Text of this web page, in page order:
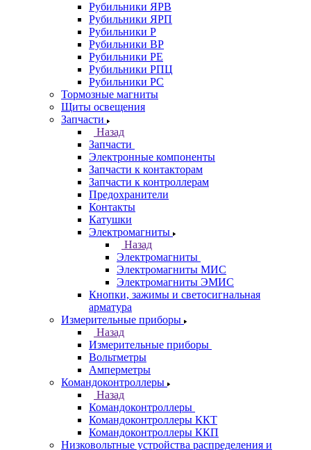
Рубильники ЯРВ
Рубильники ЯРП
Рубильники Р
Рубильники ВР
Рубильники РЕ
Рубильники РПЦ
Рубильники РС
Тормозные магниты
Щиты освещения
Запчасти
Назад
Запчасти
Электронные компоненты
Запчасти к контакторам
Запчасти к контроллерам
Предохранители
Контакты
Катушки
Электромагниты
Назад
Электромагниты
Электромагниты МИС
Электромагниты ЭМИС
Кнопки, зажимы и светосигнальная
арматура
Измерительные приборы
Назад
Измерительные приборы
Вольтметры
Амперметры
Командоконтроллеры
Назад
Командоконтроллеры
Командоконтроллеры ККТ
Командоконтроллеры ККП
Низковольтные устройства распределения и